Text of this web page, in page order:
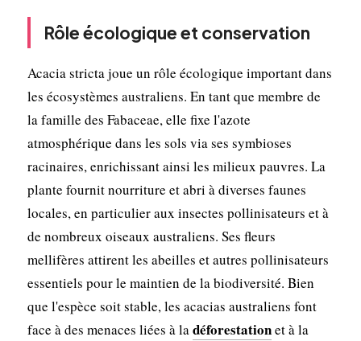
Rôle écologique et conservation
Acacia stricta joue un rôle écologique important dans
les écosystèmes australiens. En tant que membre de
la famille des Fabaceae, elle fixe l'azote
atmosphérique dans les sols via ses symbioses
racinaires, enrichissant ainsi les milieux pauvres. La
plante fournit nourriture et abri à diverses faunes
locales, en particulier aux insectes pollinisateurs et à
de nombreux oiseaux australiens. Ses fleurs
mellifères attirent les abeilles et autres pollinisateurs
essentiels pour le maintien de la biodiversité. Bien
que l'espèce soit stable, les acacias australiens font
face à des menaces liées à ladéforestationet à la